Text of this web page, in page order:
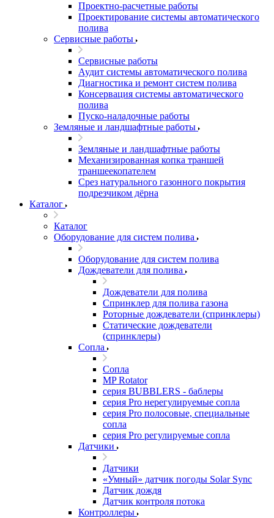
Проектно-расчетные работы
Проектирование системы автоматического
полива
Сервисные работы
Сервисные работы
Аудит системы автоматического полива
Диагностика и ремонт систем полива
Консервация системы автоматического
полива
Пуско-наладочные работы
Земляные и ландшафтные работы
Земляные и ландшафтные работы
Механизированная копка траншей
траншеекопателем
Срез натурального газонного покрытия
подрезчиком дёрна
Каталог
Каталог
Оборудование для систем полива
Оборудование для систем полива
Дождеватели для полива
Дождеватели для полива
Cпринклер для полива газона
Роторные дождеватели (спринклеры)
Статические дождеватели
(спринклеры)
Сопла
Сопла
MP Rotator
серия BUBBLERS - баблеры
серия Pro нерегулируемые сопла
серия Pro полосовые, специальные
сопла
серия Pro регулируемые сопла
Датчики
Датчики
«Умный» датчик погоды Solar Sync
Датчик дождя
Датчик контроля потока
Контроллеры